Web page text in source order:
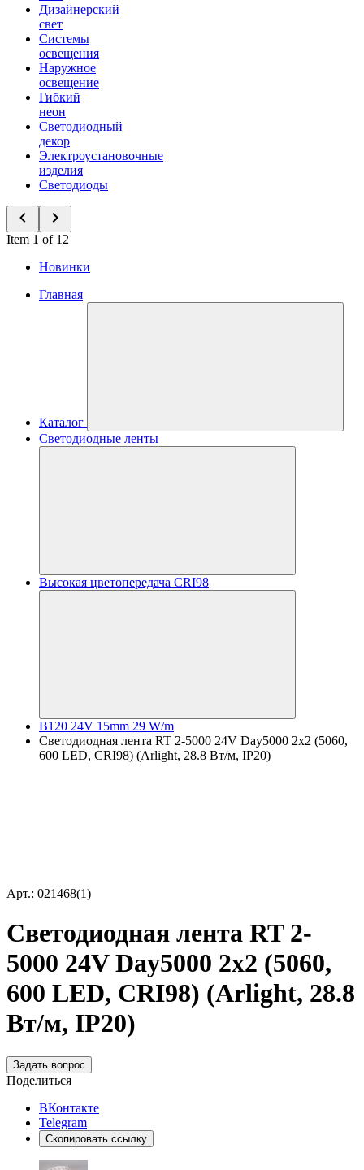
Дизайнерский
свет
Системы
освещения
Наружное
освещение
Гибкий
неон
Светодиодный
декор
Электроустановочные
изделия
Светодиоды
Item 1 of 12
Новинки
Главная
Каталог
Светодиодные ленты
Высокая цветопередача CRI98
B120 24V 15mm 29 W/m
Светодиодная лента RT 2-5000 24V Day5000 2x2 (5060,
600 LED, CRI98) (Arlight, 28.8 Вт/м, IP20)
Арт.: 021468(1)
Светодиодная лента RT 2-
5000 24V Day5000 2x2 (5060,
600 LED, CRI98) (Arlight, 28.8
Вт/м, IP20)
Задать вопрос
Поделиться
ВКонтакте
Telegram
Скопировать ссылку